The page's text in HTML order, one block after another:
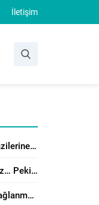
İletişim
Üsküdar’da 15 Temmuz Şehit ve Gazilerine Anlamlı Program
Çocuğun Elinden Tableti Alabilirsiniz… Peki Yerine Ne Vereceksiniz?
Aile Dergisi 4. Sayısı Yayımlandı: Bağlanma, Örgütsel Çatışma Çözümü ve Manevi Danışmanlık Perspektiflerinden Aile Çalışmaları